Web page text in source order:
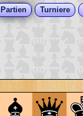
Partien Turniere